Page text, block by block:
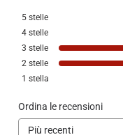
5 stelle
4 stelle
3 stelle
2 stelle
1 stella
Ordina le recensioni